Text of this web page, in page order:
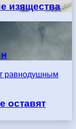
изящества
равнодушным
оставят